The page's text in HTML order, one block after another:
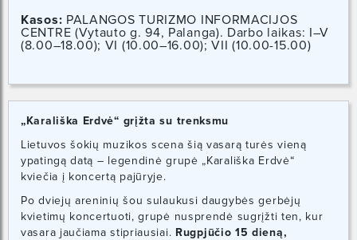
Kasos: PALANGOS TURIZMO INFORMACIJOS
CENTRE (Vytauto g. 94, Palanga). Darbo laikas: I–V
(8.00–18.00); VI (10.00–16.00); VII (10.00-15.00)
„Karališka Erdvė“ grįžta su trenksmu
Lietuvos šokių muzikos scena šią vasarą turės vieną
ypatingą datą – legendinė grupė „Karališka Erdvė“
kviečia į koncertą pajūryje.
Po dviejų areninių šou sulaukusi daugybės gerbėjų
kvietimų koncertuoti, grupė nusprendė sugrįžti ten, kur
vasara jaučiama stipriausiai. Rugpjūčio 15 dieną,